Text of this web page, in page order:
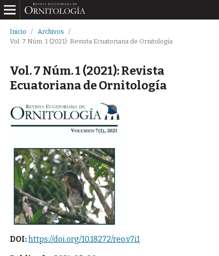
Inicio / Archivos
/
Vol. 7 Núm. 1 (2021): Revista Ecuatoriana de Ornitología
Vol. 7 Núm. 1 (2021): Revista
Ecuatoriana de Ornitología
DOI:https://doi.org/10.18272/reo.v7i1